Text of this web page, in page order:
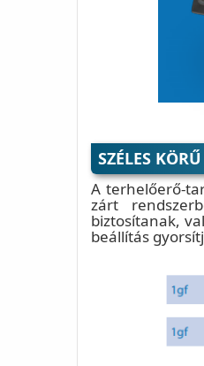
SZÉLES
A terhelőerő-
zárt
biztosítanak,
beállítás